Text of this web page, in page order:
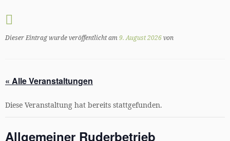
Dieser Eintrag wurde veröffentlicht am9. August 2026von
« Alle Veranstaltungen
Diese Veranstaltung hat bereits stattgefunden.
Allgemeiner Ruderbetrieb